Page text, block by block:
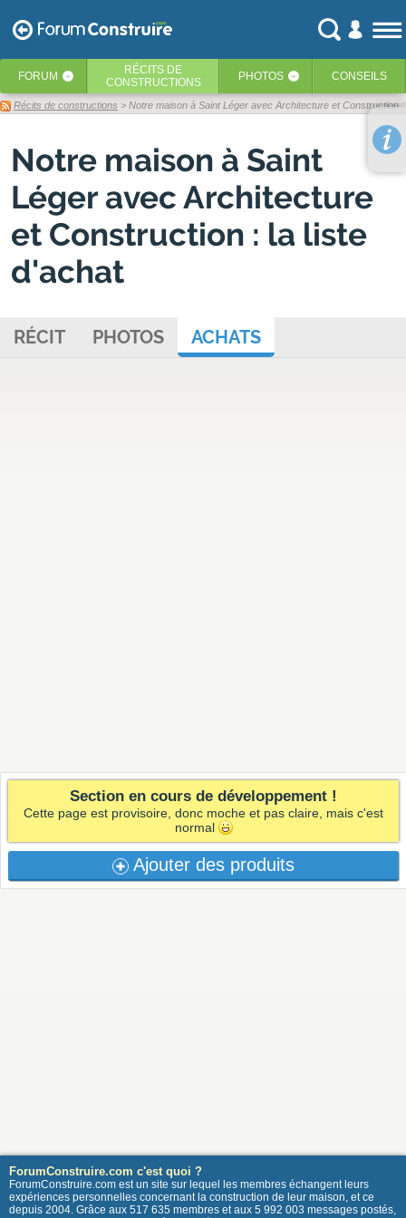
FORUM ‹ RÉCITS DE
CONSTRUCTIONS
PHOTOS ‹ CONSEILS
Récits de constructions > Notre maison à Saint Léger avec Architecture et Construction :
Notre maison à Saint
Léger avec Architecture
et Construction : la liste
d'achat
RÉCIT PHOTOS ACHATS
Section en cours de développement !
Cette page est provisoire, donc moche et pas claire, mais c'est
normal
Ajouter des produits
ForumConstruire.com c'est quoi ?
ForumConstruire.com est un site sur lequel les membres échangent leurs
expériences personnelles concernant la construction de leur maison, et ce
depuis 2004. Grâce aux 517 635 membres et aux 5 992 003 messages postés,